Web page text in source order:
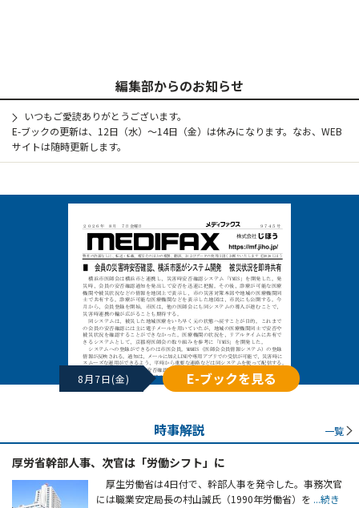
編集部からのお知らせ
いつもご愛読ありがとうございます。
E-ブックの更新は、12日（水）～14日（金）は休みになります。なお、WEB
サイトは随時更新します。
8月7日(金) E-ブックを見る
時事解説 一覧
厚労省幹部人事、次官は「労働シフト」に
厚生労働省は4日付で、幹部人事を発令した。事務次官
には職業安定局長の村山誠氏（1990年労働省）を ...続き